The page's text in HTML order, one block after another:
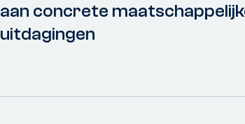
aan concrete
uitdagingen